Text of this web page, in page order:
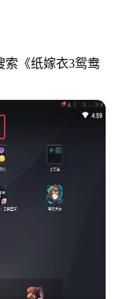
索《纸嫁衣3鸳鸯